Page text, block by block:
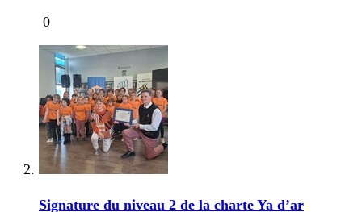
0
Signature du niveau 2 de la charte Ya d’ar